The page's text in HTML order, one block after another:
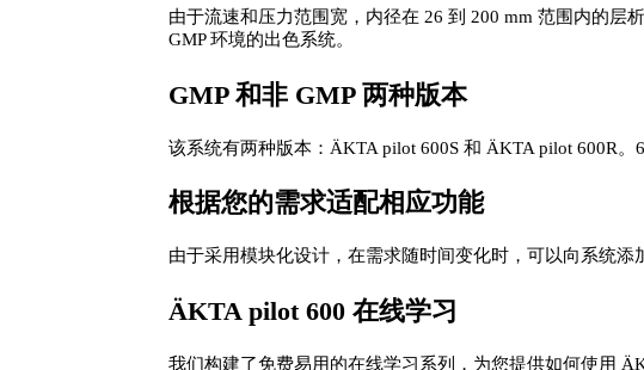
由于流速和压力范围宽，内径在 26 到 200 mm 范围内的层
GMP 环境的出色系统。
GMP 和非 GMP 两种版本
该系统有两种版本：ÄKTA pilot 600S 和 ÄKTA pilot 600R。
根据您的需求适配相应功能
由于采用模块化设计，在需求随时间变化时，可以向系统
ÄKTA pilot 600 在线学习
我们构建了免费易用的在线学习系列，为您提供如何使用